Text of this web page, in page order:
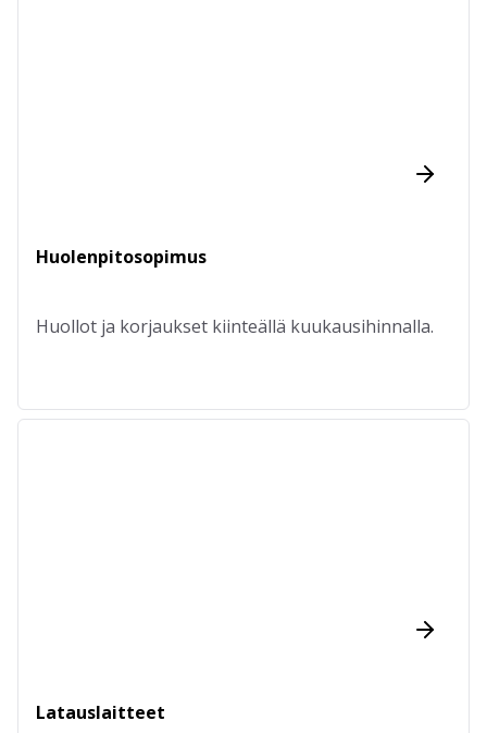
Huolenpitosopimus
Huollot ja korjaukset kiinteällä kuukausihinnalla.
Latauslaitteet